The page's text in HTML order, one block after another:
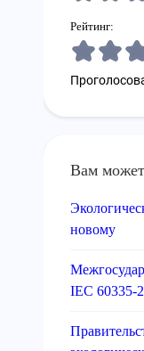
Рейтинг:
Вам
новому
IEC 60335-